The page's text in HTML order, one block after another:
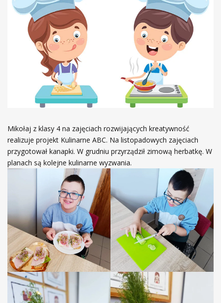
Mikołaj z klasy 4 na zajęciach rozwijających kreatywność
realizuje projekt Kulinarne ABC. Na listopadowych zajęciach
przygotował kanapki. W grudniu przyrządził zimową herbatkę. W
planach są kolejne kulinarne wyzwania.